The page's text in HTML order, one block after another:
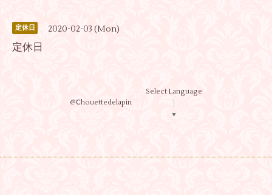
定休日 2020-02-03 (Mon)
定休日
@Ⅽhouettedelapin
Select Language
▼